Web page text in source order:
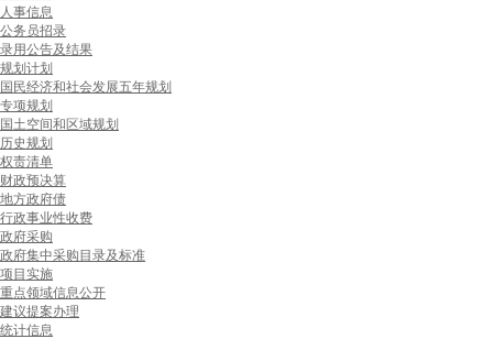
人事信息
公务员招录
录用公告及结果
规划计划
国民经济和社会发展五年规划
专项规划
国土空间和区域规划
历史规划
权责清单
财政预决算
地方政府债
行政事业性收费
政府采购
政府集中采购目录及标准
项目实施
重点领域信息公开
建议提案办理
统计信息